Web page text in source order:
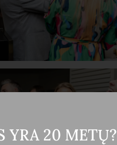
YRA 20 METŲ?